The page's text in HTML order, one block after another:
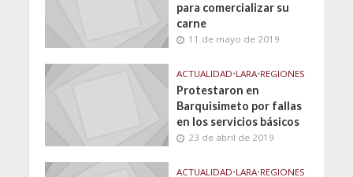
para comercializar su
carne
11 de mayo de 2019
ACTUALIDAD•LARA•REGIONES
Protestaron en
Barquisimeto por fallas
en los servicios básicos
23 de abril de 2019
ACTUALIDAD•LARA•REGIONES